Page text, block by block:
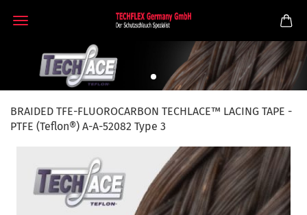
BRAIDED TFE-FLUOROCARBON TECHLACE™ LACING TAPE -
PTFE (Teflon®) A-A-52082 Type 3